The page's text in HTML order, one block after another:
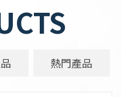
熱門產品